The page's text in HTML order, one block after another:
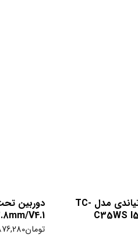
دوربین تحت شبکه تیاندی مدل TC-
C35WS
V4.1
تومان